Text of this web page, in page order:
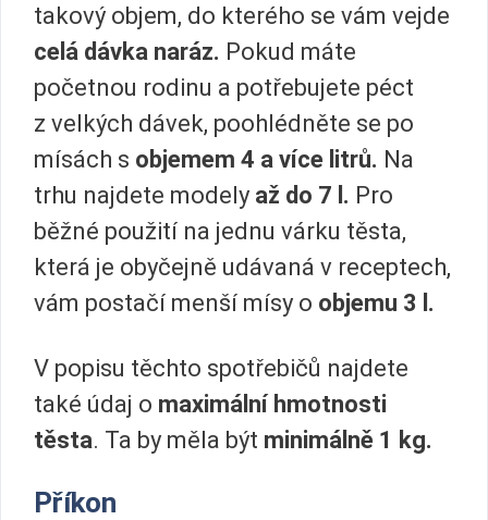
takový objem, do kterého se vám vejde
celá dávka naráz. Pokud máte
početnou rodinu a potřebujete péct
z velkých dávek, poohlédněte se po
mísách s objemem 4 a více litrů. Na
trhu najdete modely až do 7 l. Pro
běžné použití na jednu várku těsta,
která je obyčejně udávaná v receptech,
vám postačí menší mísy o objemu 3 l.
V popisu těchto spotřebičů najdete
také údaj o maximální hmotnosti
těsta. Ta by měla být minimálně 1 kg.
Příkon